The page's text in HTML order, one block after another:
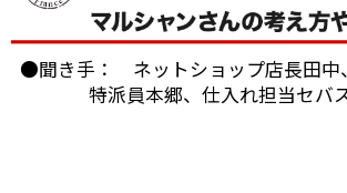
●聞き手： ネットショップ店長田中
特派員本郷、仕入れ担当セバ